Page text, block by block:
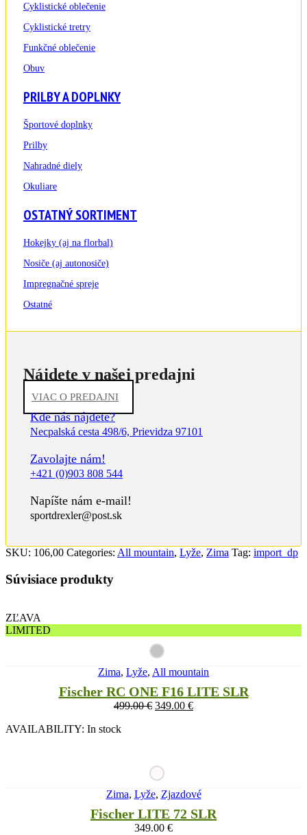
Cyklistické oblečenie
Cyklistické tretry
Funkčné oblečenie
Obuv
PRILBY A DOPLNKY
Športové doplnky
Prilby
Nahradné diely
Okuliare
OSTATNÝ SORTIMENT
Hokejky (aj na florbal)
Nosiče (aj autonosiče)
Impregnačné spreje
Ostatné
Nájdete v našej predajni
VIAC O PREDAJNI
Kde nás nájdete?
Necpalská cesta 498/6, Prievidza 97101
Zavolajte nám!
+421 (0)903 808 544
Napíšte nám e-mail!
sportdrexler@post.sk
SKU: 106,00 Categories: All mountain, Lyže, Zima Tag: import_dp
Súvisiace produkty
ZĽAVA
LIMITED
Zima, Lyže, All mountain
Fischer RC ONE F16 LITE SLR
499.00€ 349.00 €
AVAILABILITY: In stock
Zima, Lyže, Zjazdové
Fischer LITE 72 SLR
349.00 €